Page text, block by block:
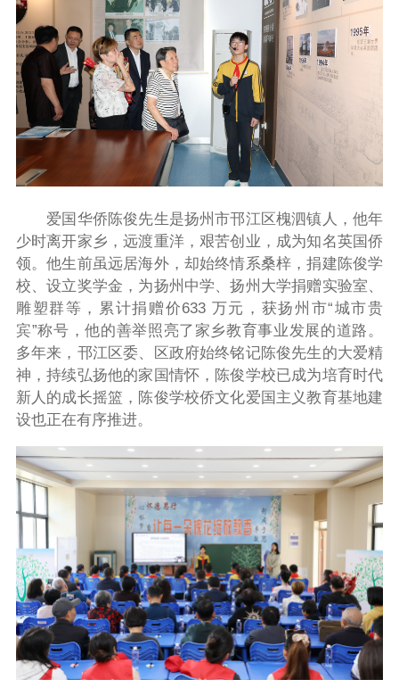
爱国华侨陈俊先生是扬州市邗江区槐泗镇人，他年
少时离开家乡，远渡重洋，艰苦创业，成为知名英国侨
领。他生前虽远居海外，却始终情系桑梓，捐建陈俊学
校、设立奖学金，为扬州中学、扬州大学捐赠实验室、
雕塑群等，累计捐赠价633 万元，获扬州市“城市贵
宾”称号，他的善举照亮了家乡教育事业发展的道路。
多年来，邗江区委、区政府始终铭记陈俊先生的大爱精
神，持续弘扬他的家国情怀，陈俊学校已成为培育时代
新人的成长摇篮，陈俊学校侨文化爱国主义教育基地建
设也正在有序推进。